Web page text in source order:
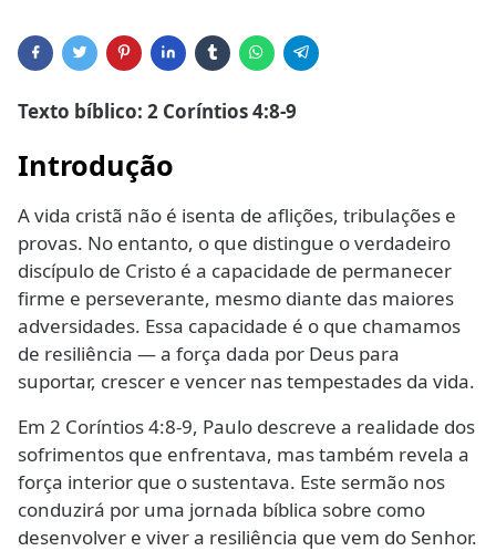
Texto bíblico: 2 Coríntios 4:8-9
Introdução
A vida cristã não é isenta de aflições, tribulações e
provas. No entanto, o que distingue o verdadeiro
discípulo de Cristo é a capacidade de permanecer
firme e perseverante, mesmo diante das maiores
adversidades. Essa capacidade é o que chamamos
de resiliência — a força dada por Deus para
suportar, crescer e vencer nas tempestades da vida.
Em 2 Coríntios 4:8-9, Paulo descreve a realidade dos
sofrimentos que enfrentava, mas também revela a
força interior que o sustentava. Este sermão nos
conduzirá por uma jornada bíblica sobre como
desenvolver e viver a resiliência que vem do Senhor.